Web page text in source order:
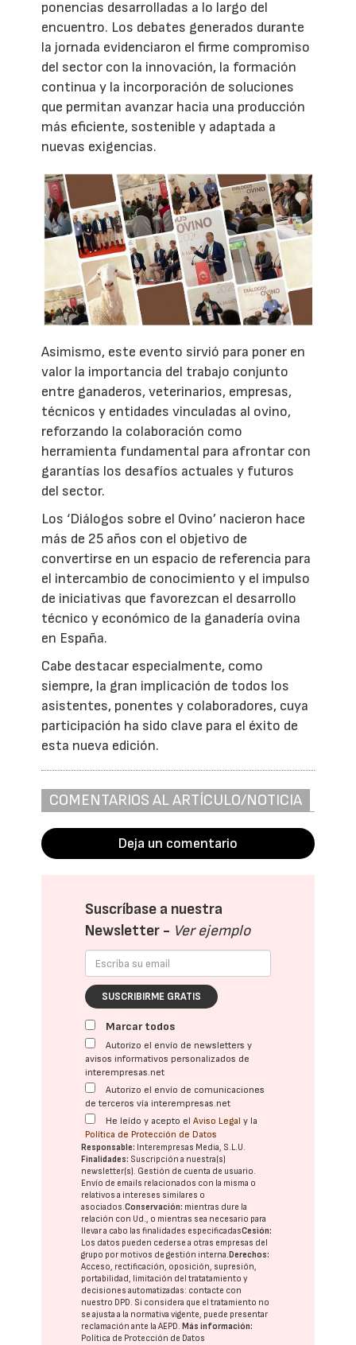
ponencias desarrolladas a lo largo del
encuentro. Los debates generados durante
la jornada evidenciaron el firme compromiso
del sector con la innovación, la formación
continua y la incorporación de soluciones
que permitan avanzar hacia una producción
más eficiente, sostenible y adaptada a
nuevas exigencias.
Asimismo, este evento sirvió para poner en
valor la importancia del trabajo conjunto
entre ganaderos, veterinarios, empresas,
técnicos y entidades vinculadas al ovino,
reforzando la colaboración como
herramienta fundamental para afrontar con
garantías los desafíos actuales y futuros
del sector.
Los ‘Diálogos sobre el Ovino’ nacieron hace
más de 25 años con el objetivo de
convertirse en un espacio de referencia para
el intercambio de conocimiento y el impulso
de iniciativas que favorezcan el desarrollo
técnico y económico de la ganadería ovina
en España.
Cabe destacar especialmente, como
siempre, la gran implicación de todos los
asistentes, ponentes y colaboradores, cuya
participación ha sido clave para el éxito de
esta nueva edición.
COMENTARIOS AL ARTÍCULO/NOTICIA
Deja un comentario
Suscríbase a nuestra
Newsletter - Ver ejemplo
SUSCRIBIRME GRATIS
Marcar todos
Autorizo el envío de newsletters y
avisos informativos personalizados de
interempresas.net
Autorizo el envío de comunicaciones
de terceros vía interempresas.net
He leído y acepto elAviso Legal y la
Política de Protección de Datos
Responsable: Interempresas Media, S.L.U.
Finalidades: Suscripción a nuestra(s)
newsletter(s). Gestión de cuenta de usuario.
Envío de emails relacionados con la misma o
relativos a intereses similares o
asociados.Conservación: mientras dure la
relación con Ud., o mientras sea necesario para
llevar a cabo las finalidades especificadasCesión:
Los datos pueden cederse a otras empresas del
grupo por motivos de gestión interna. Derechos:
Acceso, rectificación, oposición, supresión,
portabilidad, limitación del tratatamiento y
decisiones automatizadas: contacte con
nuestro DPD. Si considera que el tratamiento no
se ajusta a la normativa vigente, puede presentar
reclamación ante laAEPD. Más información:
Política de Protección de Datos